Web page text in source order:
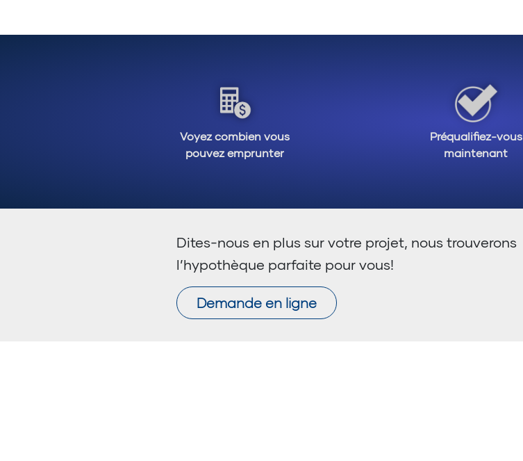
Voyez combien vous
pouvez emprunter
Préqualifiez-vous
maintenant
Dites-nous en plus sur votre projet, nous trouverons
l’hypothèque parfaite pour vous!
Demande en ligne